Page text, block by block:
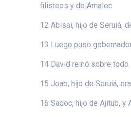
filisteos y de Amalec.
12 Abisai, hijo de Seruiá,
13 Luego puso
14 David reinó sobre
15 Joab, hijo de Seruiá,
16 Sadoc, hijo de Ajitub, y